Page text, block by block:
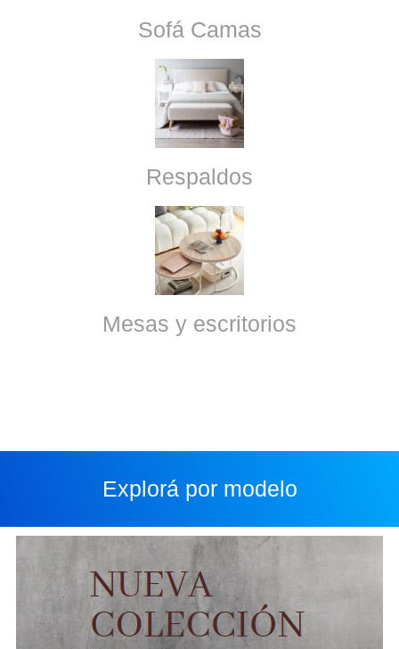
Sofá Camas
Respaldos
Mesas y escritorios
Explorá por modelo